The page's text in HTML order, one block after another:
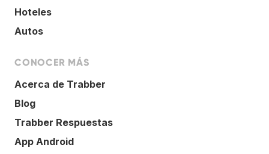
Hoteles
Autos
CONOCER MÁS
Acerca de Trabber
Blog
Trabber Respuestas
App Android